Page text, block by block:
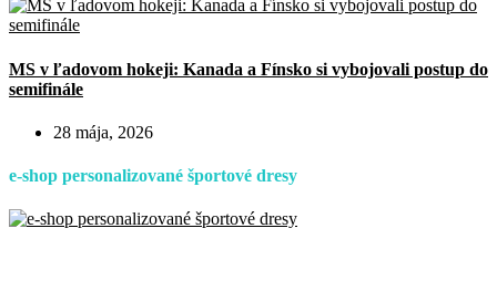
MS v ľadovom hokeji: Kanada a Fínsko si vybojovali postup do
semifinále
28 mája, 2026
e-shop personalizované športové dresy